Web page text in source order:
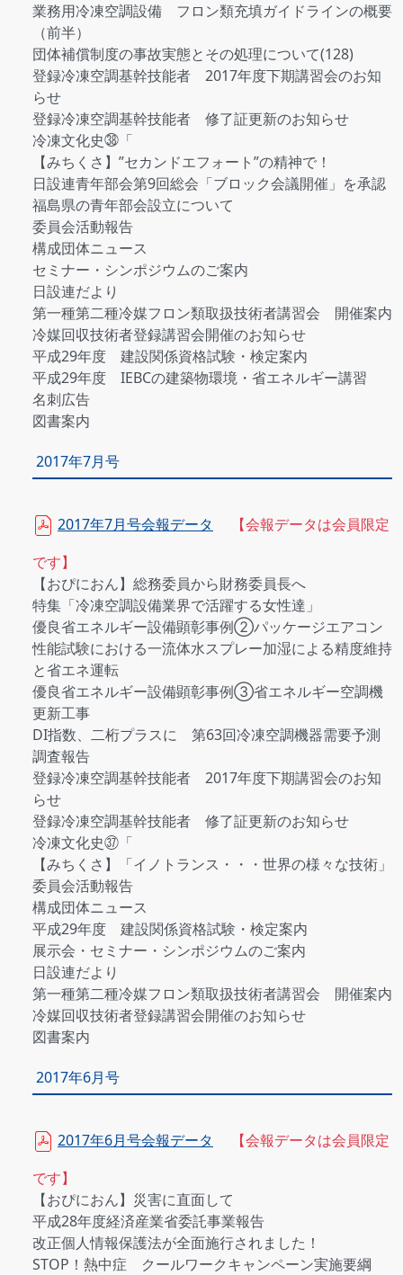
業務用冷凍空調設備 フロン類充填ガイドラインの概要
（前半）
団体補償制度の事故実態とその処理について(128)
登録冷凍空調基幹技能者 2017年度下期講習会のお知
らせ
登録冷凍空調基幹技能者 修了証更新のお知らせ
冷凍文化史㊳「
【みちくさ】”セカンドエフォート”の精神で！
日設連青年部会第9回総会「ブロック会議開催」を承認
福島県の青年部会設立について
委員会活動報告
構成団体ニュース
セミナー・シンポジウムのご案内
日設連だより
第一種第二種冷媒フロン類取扱技術者講習会 開催案内
冷媒回収技術者登録講習会開催のお知らせ
平成29年度 建設関係資格試験・検定案内
平成29年度 IEBCの建築物環境・省エネルギー講習
名刺広告
図書案内
2017年7月号
2017年7月号会報データ
【会報データは会員限定
です】
【おぴにおん】総務委員から財務委員長へ
特集「冷凍空調設備業界で活躍する女性達」
優良省エネルギー設備顕彰事例②パッケージエアコン
性能試験における一流体水スプレー加湿による精度維持
と省エネ運転
優良省エネルギー設備顕彰事例③省エネルギー空調機
更新工事
DI指数、二桁プラスに 第63回冷凍空調機器需要予測
調査報告
登録冷凍空調基幹技能者 2017年度下期講習会のお知
らせ
登録冷凍空調基幹技能者 修了証更新のお知らせ
冷凍文化史㊲「
【みちくさ】「イノトランス・・・世界の様々な技術」
委員会活動報告
構成団体ニュース
平成29年度 建設関係資格試験・検定案内
展示会・セミナー・シンポジウムのご案内
日設連だより
第一種第二種冷媒フロン類取扱技術者講習会 開催案内
冷媒回収技術者登録講習会開催のお知らせ
図書案内
2017年6月号
2017年6月号会報データ
【会報データは会員限定
です】
【おぴにおん】災害に直面して
平成28年度経済産業省委託事業報告
改正個人情報保護法が全面施行されました！
STOP！熱中症 クールワークキャンペーン実施要綱